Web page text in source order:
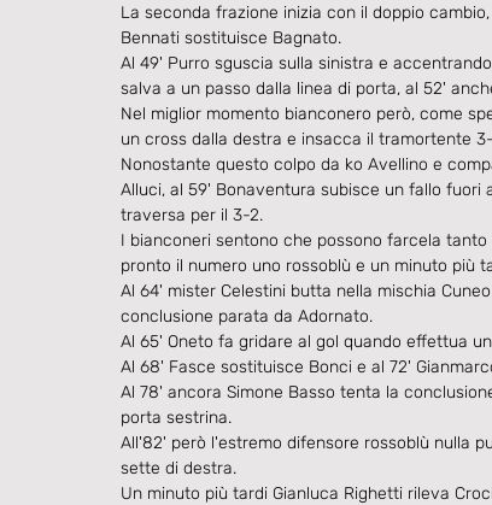
La seconda frazione inizia con il doppio
Bennati sostituisce Bagnato.
Al 49' Purro sguscia sulla sinistra e
salva a un passo dalla linea di porta, al 52'
Nel miglior momento bianconero però, come
un cross dalla destra e insacca il tramortente
Nonostante questo colpo da ko Avellino e
Alluci, al 59' Bonaventura subisce un fallo
traversa per il 3-2.
I bianconeri sentono che possono farcela
pronto il numero uno rossoblù e un minuto più
Al 64' mister Celestini butta nella mischia
conclusione parata da Adornato.
Al 65' Oneto fa gridare al gol quando effettua
Al 68' Fasce sostituisce Bonci e al 72'
Al 78' ancora Simone Basso tenta la
porta sestrina.
All'82' però l'estremo difensore rossoblù nulla
sette di destra.
Un minuto più tardi Gianluca Righetti rileva